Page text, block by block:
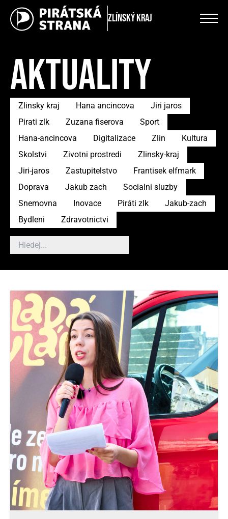
Zlínský kraj
AKTUALITY
Zlinsky kraj Hana ancincova
Jiri jaros
Pirati zlk
Zuzana fiserova
Sport
Hana-ancincova
Digitalizace Zlin
Kultura
Skolstvi
Zivotni prostredi
Zlinsky-kraj
Jiri-jaros
Zastupitelstvo
Frantisek elfmark
Doprava
Jakub zach
Socialni sluzby
Snemovna
Inovace Piráti zlk
Jakub-zach
Bydleni
Zdravotnictvi